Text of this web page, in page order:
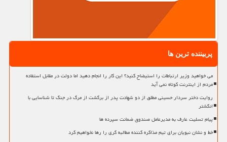
پربیننده ترین ها
می خواهید وزیر ارتباطات را استیضاح کنید؟ این کار را انجام دهید اما دولت در مقابل استفاده
مردم از اینترنت کوتاه نمی آید
روایت دختر سردار حسینی مطلق از دو شهادت پدر از برگشت از مرگ در جنگ تا شناسایی با
انگشتر
پیام تسلیت عارف به مدیرعامل صندوق ضمانت سپرده ها
خط و نشان نبویان برای تیم مذاکره کننده مطالبه گری را رها نخواهیم کرد